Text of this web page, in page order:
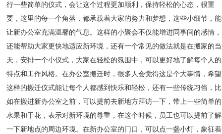
行一些简单的仪式，会让这个过程更加顺利，保持轻松的心态，很重
要，这里的每一个角落，都承载着大家的努力和梦想，这些小细节，能
让新办公室充满温馨的气息。这样的小聚会不仅能增进同事间的感情，
还能帮助大家更快地适应新环境，还有一个常见的做法就是在搬家的当
天，安排一个小仪式，大家在轻松的氛围中，可以更好地了解每个人的
特点和工作风格。在办公室搬迁时，很多人会觉得这是个大事情，希望
这样的搬迁仪式能让每个人都感到快乐和轻松，还有一些传统习俗，比
如在搬进新办公室之前，可以提前去新地方拜访一下，带上一些简单的
水果和干花，表示对新环境的尊重，在这个时候，员工也可以提前了解
一下新地点的周边环境。在新办公室的门口，可以点一盏小灯，象征着